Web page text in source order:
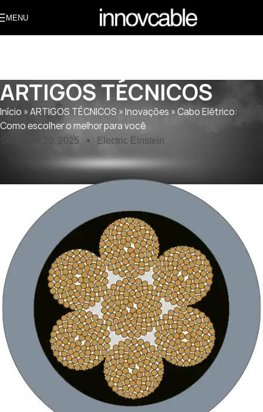
MENU
ARTIGOS TÉCNICOS
Início »ARTIGOS TÉCNICOS »Inovações »Cabo Elétrico:
Como escolher o melhor para você
Setembro 20, 2025 Electric Einstein